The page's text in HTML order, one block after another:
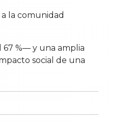
la comunidad
67 %— y una amplia
social de una